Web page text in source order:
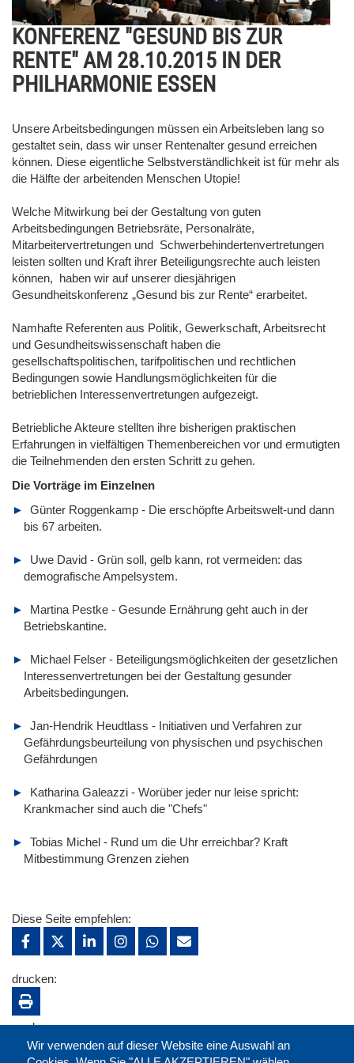
KONFERENZ "GESUND BIS ZUR
RENTE" AM 28.10.2015 IN DER
PHILHARMONIE ESSEN
Unsere Arbeitsbedingungen müssen ein Arbeitsleben lang so
gestaltet sein, dass wir unser Rentenalter gesund erreichen
können. Diese eigentliche Selbstverständlichkeit ist für mehr als
die Hälfte der arbeitenden Menschen Utopie!
Welche Mitwirkung bei der Gestaltung von guten
Arbeitsbedingungen Betriebsräte, Personalräte,
Mitarbeitervertretungen und Schwerbehindertenvertretungen
leisten sollten und Kraft ihrer Beteiligungsrechte auch leisten
können, haben wir auf unserer diesjährigen
Gesundheitskonferenz „Gesund bis zur Rente“ erarbeitet.
Namhafte Referenten aus Politik, Gewerkschaft, Arbeitsrecht
und Gesundheitswissenschaft haben die
gesellschaftspolitischen, tarifpolitischen und rechtlichen
Bedingungen sowie Handlungsmöglichkeiten für die
betrieblichen Interessenvertretungen aufgezeigt.
Betriebliche Akteure stellten ihre bisherigen praktischen
Erfahrungen in vielfältigen Themenbereichen vor und ermutigten
die Teilnehmenden den ersten Schritt zu gehen.
Die Vorträge im Einzelnen
Günter Roggenkamp - Die erschöpfte Arbeitswelt-und dann
bis 67 arbeiten.
Uwe David - Grün soll, gelb kann, rot vermeiden: das
demografische Ampelsystem.
Martina Pestke - Gesunde Ernährung geht auch in der
Betriebskantine.
Michael Felser - Beteiligungsmöglichkeiten der gesetzlichen
Interessenvertretungen bei der Gestaltung gesunder
Arbeitsbedingungen.
Jan-Hendrik Heudtlass - Initiativen und Verfahren zur
Gefährdungsbeurteilung von physischen und psychischen
Gefährdungen
Katharina Galeazzi - Worüber jeder nur leise spricht:
Krankmacher sind auch die "Chefs"
Tobias Michel - Rund um die Uhr erreichbar? Kraft
Mitbestimmung Grenzen ziehen
Wir verwenden auf dieser Website eine Auswahl an
Diese Seite empfehlen:
drucken:
merken: